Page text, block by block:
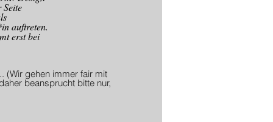
Seite
auftreten.
erst bei
(Wir gehen immer fair mit
beansprucht bitte nur,